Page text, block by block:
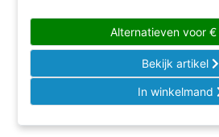
Alternatieven voor €
Bekijk artikel
In winkelmand